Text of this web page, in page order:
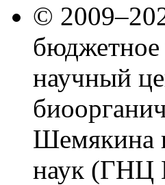
©
бюджетное
научный
Шемякина
наук